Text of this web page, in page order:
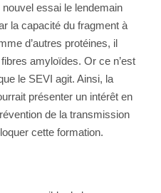
essai le lendemain
la capacité du fragment à
d’autres protéines, il
amyloïdes. Or ce n’est
le SEVI agit. Ainsi, la
présenter un intérêt en
de la transmission
cette formation.